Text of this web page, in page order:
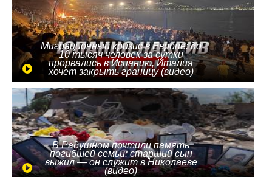
Миграционный кризис в Европе: до
10 тысяч человек за сутки
прорвались в Испанию, Италия
хочет закрыть границу (видео)
В Радушном почтили память
погибшей семьи: старший сын
выжил — он служит в Николаеве
(видео)